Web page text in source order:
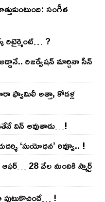
సంగీత
రిటైర్మెంట్‌… ?
రిజ‌ర్వేష‌న్ మార్చినా సీన్
ఫ్యామిలీ అత్తా, కోడ‌ళ్ల
విన్ అవుతాడు…!
‘సుయోధన’ రివ్యూ.. !
ఆఫ‌ర్‌… 28 వేల మందికి స్మార్ట్
!